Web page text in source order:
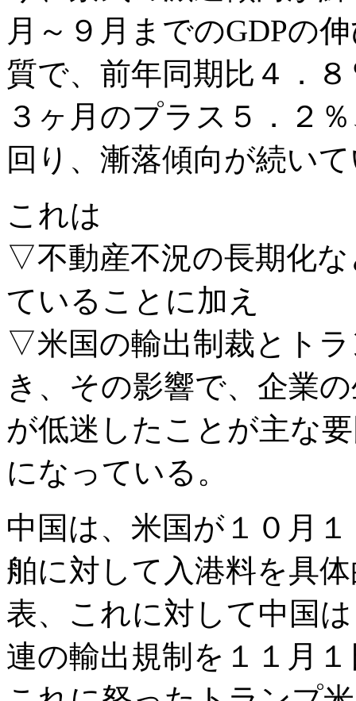
月～９月までのGDPの
質で、前年同期比４．
３ヶ月のプラス５．２
回り、漸落傾向が続い
これは
▽不動産不況の長期化
ていることに加え
▽米国の輸出制裁とト
き、その影響で、企業
が低迷したことが主な
になっている。
中国は、米国が１０月
舶に対して入港料を具
表、これに対して中国
連の輸出規制を１１月